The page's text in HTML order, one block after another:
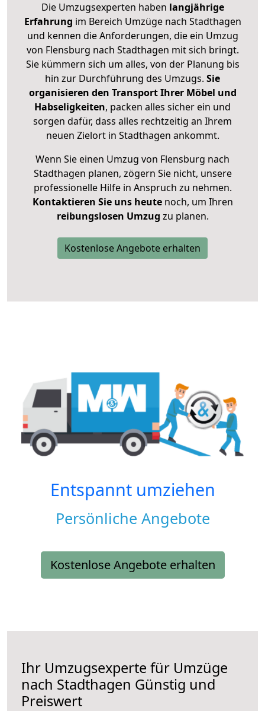
Die Umzugsexperten haben langjährige
Erfahrung im Bereich Umzüge nach Stadthagen
und kennen die Anforderungen, die ein Umzug
von Flensburg nach Stadthagen mit sich bringt.
Sie kümmern sich um alles, von der Planung bis
hin zur Durchführung des Umzugs. Sie
organisieren den Transport Ihrer Möbel und
Habseligkeiten, packen alles sicher ein und
sorgen dafür, dass alles rechtzeitig an Ihrem
neuen Zielort in Stadthagen ankommt.
Wenn Sie einen Umzug von Flensburg nach
Stadthagen planen, zögern Sie nicht, unsere
professionelle Hilfe in Anspruch zu nehmen.
Kontaktieren Sie uns heutenoch, um Ihren
reibungslosen Umzug zu planen.
Kostenlose Angebote erhalten
Entspannt umziehen
Persönliche Angebote
Kostenlose Angebote erhalten
Ihr Umzugsexperte für Umzüge
nach Stadthagen Günstig und
Preiswert